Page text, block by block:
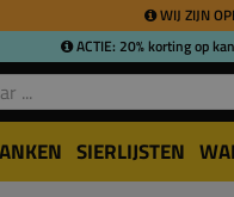
WIJ ZIJN
ACTIE: 20% korting op
SIERLIJSTEN